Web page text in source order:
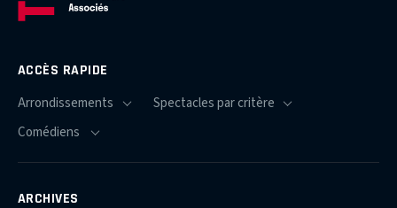
ACCÈS RAPIDE
ARCHIVES